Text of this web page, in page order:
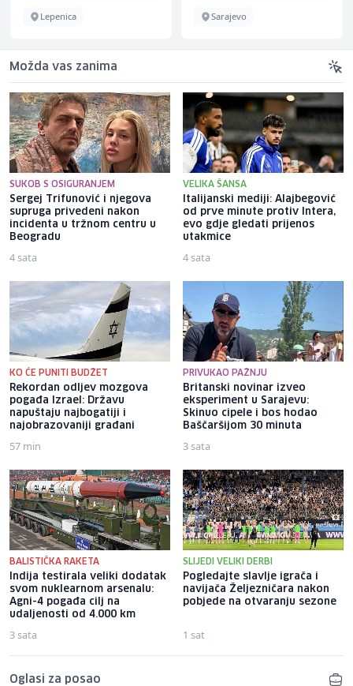
Lepenica Sarajevo
Možda vas zanima
SUKOB S OSIGURANJEM
Sergej Trifunović i njegova
supruga privedeni nakon
incidenta u tržnom centru u
Beogradu
4 sata
VELIKA ŠANSA
Italijanski mediji: Alajbegović
od prve minute protiv Intera,
evo gdje gledati prijenos
utakmice
4 sata
KO ĆE PUNITI BUDŽET
Rekordan odljev mozgova
pogađa Izrael: Državu
napuštaju najbogatiji i
najobrazovaniji građani
57 min
PRIVUKAO PAŽNJU
Britanski novinar izveo
eksperiment u Sarajevu:
Skinuo cipele i bos hodao
Baščaršijom 30 minuta
3 sata
BALISTIČKA RAKETA
Indija testirala veliki dodatak
svom nuklearnom arsenalu:
Agni-4 pogađa cilj na
udaljenosti od 4.000 km
3 sata
SLIJEDI VELIKI DERBI
Pogledajte slavlje igrača i
navijača Željezničara nakon
pobjede na otvaranju sezone
1 sat
Oglasi za posao